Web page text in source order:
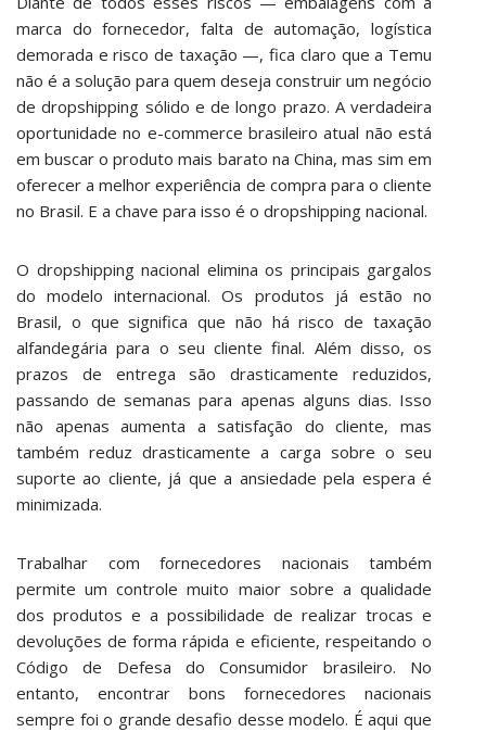
marca do fornecedor, falta de automação, logística
demorada e risco de taxação —, fica claro que a Temu
não é a solução para quem deseja construir um negócio
de dropshipping sólido e de longo prazo. A verdadeira
oportunidade no e-commerce brasileiro atual não está
em buscar o produto mais barato na China, mas sim em
oferecer a melhor experiência de compra para o cliente
no Brasil. E a chave para isso é o dropshipping nacional.
O dropshipping nacional elimina os principais gargalos
do modelo internacional. Os produtos já estão no
Brasil, o que significa que não há risco de taxação
alfandegária para o seu cliente final. Além disso, os
prazos de entrega são drasticamente reduzidos,
passando de semanas para apenas alguns dias. Isso
não apenas aumenta a satisfação do cliente, mas
também reduz drasticamente a carga sobre o seu
suporte ao cliente, já que a ansiedade pela espera é
minimizada.
Trabalhar com fornecedores nacionais também
permite um controle muito maior sobre a qualidade
dos produtos e a possibilidade de realizar trocas e
devoluções de forma rápida e eficiente, respeitando o
Código de Defesa do Consumidor brasileiro. No
entanto, encontrar bons fornecedores nacionais
sempre foi o grande desafio desse modelo. É aqui que